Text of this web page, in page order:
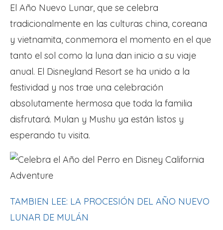
El Año Nuevo Lunar, que se celebra
tradicionalmente en las culturas china, coreana
y vietnamita, conmemora el momento en el que
tanto el sol como la luna dan inicio a su viaje
anual. El Disneyland Resort se ha unido a la
festividad y nos trae una celebración
absolutamente hermosa que toda la familia
disfrutará. Mulan y Mushu ya están listos y
esperando tu visita.
TAMBIEN LEE: LA PROCESIÓN DEL AÑO NUEVO
LUNAR DE MULÁN